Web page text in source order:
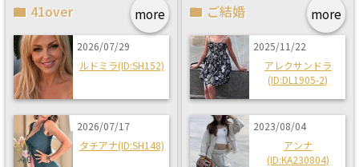
more
41over
2026/07/29
ルドミラ(ID:SH152)
2026/07/17
タチアナ(ID:SH148)
more
ご結婚
2025/11/22
アレクサンドラ
(ID:DL1905-2)
2023/08/04
アンナ
(ID:KA230804)